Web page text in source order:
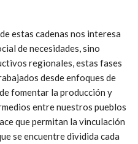
estas cadenas nos interesa
de necesidades, sino
regionales, estas fases
desde enfoques de
fomentar la producción y
entre nuestros pueblos
que permitan la vinculación
se encuentre dividida cada